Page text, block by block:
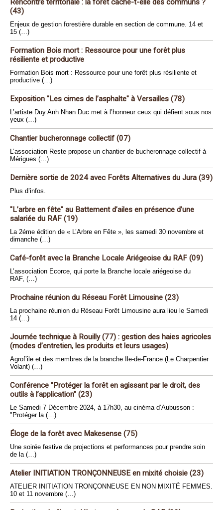
Rencontre territoriale : la forêt cache-t-elle des communs ?
(43)
Enjeux de gestion forestière durable en section de commune. 14 et
15 (…)
Formation Bois mort : Ressource pour une forêt plus
résiliente et productive
Formation Bois mort : Ressource pour une forêt plus résiliente et
productive (…)
Exposition "Les cimes de l’asphalte" à Versailles (78)
L’artiste Duy Anh Nhan Duc met à l’honneur ceux qui défient sous nos
yeux (…)
Chantier bucheronnage collectif (07)
L’association Reste propose un chantier de bucheronnage collectif à
Mérigues (…)
Dernière sortie de 2024 avec Forêts Alternatives du Jura (39)
Plus d’infos.
"L’arbre en fête" au Battement d’ailes en présence d’une
salariée du RAF (19)
La 2éme édition de « L’Arbre en Fête », les samedi 30 novembre et
dimanche (…)
Café-forêt avec la Branche Locale Ariégeoise du RAF (09)
L’association Ecorce, qui porte la Branche locale ariégeoise du
RAF, (…)
Prochaine réunion du Réseau Forêt Limousine (23)
La prochaine réunion du Réseau Forêt Limousine aura lieu le Samedi
14 (…)
Journée technique à Rouilly (77) : gestion des haies agricoles
(modes d’entretien, les produits et leurs usages)
Agrof’ile et des membres de la branche Ile-de-France (Le Charpentier
Volant) (…)
Conférence "Protéger la forêt en agissant par le droit, des
outils à l’application" (23)
Le Samedi 7 Décembre 2024, à 17h30, au cinéma d’Aubusson :
"Protéger la (…)
Éloge de la forêt avec Makesense (75)
Une soirée festive de projections et performances pour prendre soin
de la (…)
Atelier INITIATION TRONÇONNEUSE en mixité choisie (23)
ATELIER INITIATION TRONÇONNEUSE EN NON MIXITÉ FEMMES.
10 et 11 novembre (…)